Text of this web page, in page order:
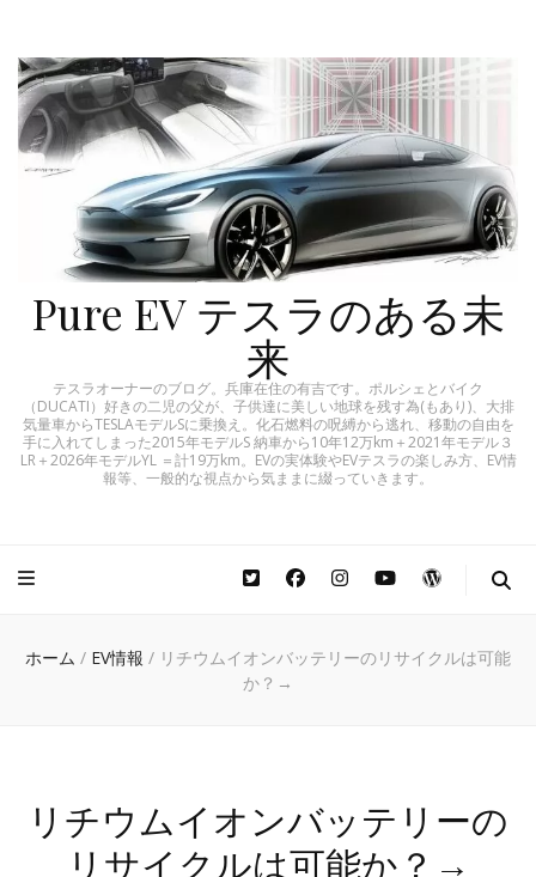
Pure EV テスラのある未
来
テスラオーナーのブログ。兵庫在住の有吉です。ポルシェとバイク
（DUCATI）好きの二児の父が、子供達に美しい地球を残す為(もあり)、大排
気量車からTESLAモデルSに乗換え。化石燃料の呪縛から逃れ、移動の自由を
手に入れてしまった2015年モデルS 納車から10年12万km＋2021年モデル３
LR＋2026年モデルYL ＝計19万km。EVの実体験やEVテスラの楽しみ方、EV情
報等、一般的な視点から気ままに綴っていきます。
ホーム / EV情報 / リチウムイオンバッテリーのリサイクルは可能
か？→
リチウムイオンバッテリーの